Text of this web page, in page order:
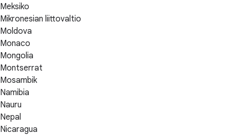
Meksiko
Mikronesian liittovaltio
Moldova
Monaco
Mongolia
Montserrat
Mosambik
Namibia
Nauru
Nepal
Nicaragua